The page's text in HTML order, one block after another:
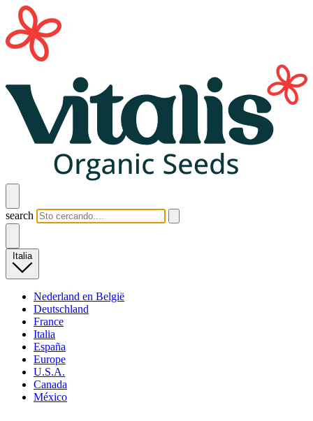
search
Italia
Nederland en België
Deutschland
France
Italia
España
Europe
U.S.A.
Canada
México